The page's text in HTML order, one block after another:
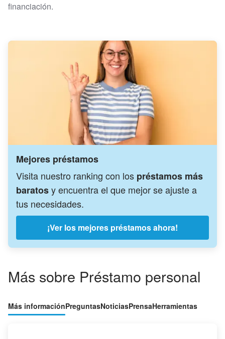
financiación.
Mejores préstamos
Visita nuestro ranking con los préstamos más
baratosy encuentra el que mejor se ajuste a
tus necesidades.
¡Ver los mejores préstamos ahora!
Más sobre Préstamo personal
Más informaciónPreguntasNoticiasPrensaHerramientas